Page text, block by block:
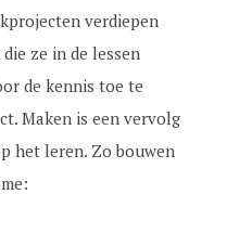
verdiepen
ze in de lessen
de kennis toe te
Maken is een vervolg
het leren. Zo bouwen